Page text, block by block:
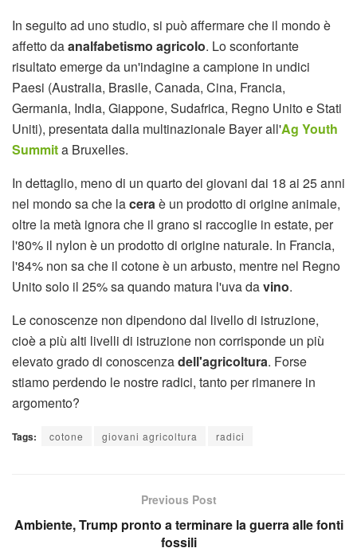
In seguito ad uno studio, si può affermare che il mondo è
affetto daanalfabetismo agricolo. Lo sconfortante
risultato emerge da un'indagine a campione in undici
Paesi (Australia, Brasile, Canada, Cina, Francia,
Germania, India, Giappone, Sudafrica, Regno Unito e Stati
Uniti), presentata dalla multinazionale Bayer all'Ag Youth
Summita Bruxelles.
In dettaglio, meno di un quarto dei giovani dai 18 ai 25 anni
nel mondo sa che laceraè un prodotto di origine animale,
oltre la metà ignora che il grano si raccoglie in estate, per
l'80% il nylon è un prodotto di origine naturale. In Francia,
l'84% non sa che il cotone è un arbusto, mentre nel Regno
Unito solo il 25% sa quando matura l'uva davino.
Le conoscenze non dipendono dal livello di istruzione,
cioè a più alti livelli di istruzione non corrisponde un più
elevato grado di conoscenzadell'agricoltura. Forse
stiamo perdendo le nostre radici, tanto per rimanere in
argomento?
Tags: cotone giovani agricoltura radici
Previous Post
Ambiente, Trump pronto a terminare la guerra alle fonti
fossili